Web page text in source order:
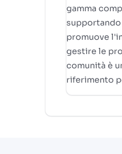
gamma
promuove
gestire le
comunità è
riferimento